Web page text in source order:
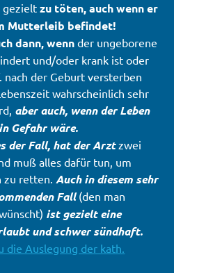
gezieltzu töten, auch wenn er
Mutterleib befindet!
dann, wennder ungeborene
und/oder krank ist oder
nach der Geburt versterben
wahrscheinlich sehr
aber auch, wenn der Leben
Gefahr wäre.
der Fall, hat der Arztzwei
muß alles dafür tun, um
zu retten. Auch in diesem sehr
Fall(den man
ist gezielt eine
und schwer sündhaft.
die Auslegung der kath.